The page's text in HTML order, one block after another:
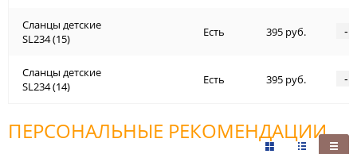
Сланцы детские
SL234 (15)
Сланцы детские
SL234 (14)
Есть 395 руб. -
Есть 395 руб. -
ПЕРСОНАЛЬНЫЕ РЕКОМЕНДАЦИИ